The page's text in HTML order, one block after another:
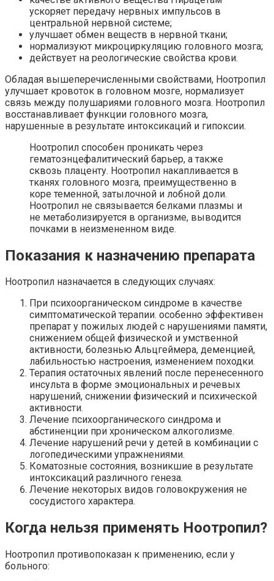
ускоряет передачу нервных импульсов в
центральной нервной системе;
улучшает обмен веществ в нервной ткани;
нормализуют микроциркуляцию головного мозга;
действует на реологические свойства крови.
Обладая вышеперечисленными свойствами, Ноотропил
улучшает кровоток в головном мозге, нормализует
связь между полушариями головного мозга. Ноотропил
восстанавливает функции головного мозга,
нарушенные в результате интоксикаций и гипоксии.
Ноотропил способен проникать через
гематоэнцефалитический барьер, а также
сквозь плаценту. Ноотропил накапливается в
тканях головного мозга, преимущественно в
коре теменной, затылочной и лобной доли.
Ноотропил не связывается белками плазмы и
не метаболизируется в организме, выводится
почками в неизмененном виде.
Показания к назначению препарата
Ноотропил назначается в следующих случаях:
При психоорганическом синдроме в качестве
симптоматической терапии. особенно эффективен
препарат у пожилых людей с нарушениями памяти,
снижением общей физической и умственной
активности, болезнью Альцгеймера, деменцией,
лабильностью настроения, изменением походки.
Терапия остаточных явлений после перенесенного
инсульта в форме эмоциональных и речевых
нарушений, снижении физический и психической
активности.
Лечение психоорганического синдрома и
абстиненции при хроническом алкоголизме.
Лечение нарушений речи у детей в комбинации с
логопедическими упражнениями.
Коматозные состояния, возникшие в результате
интоксикаций различного генеза.
Лечение некоторых видов головокружения не
сосудистого характера.
Когда нельзя применять Ноотропил?
Ноотропил противопоказан к применению, если у
больного: